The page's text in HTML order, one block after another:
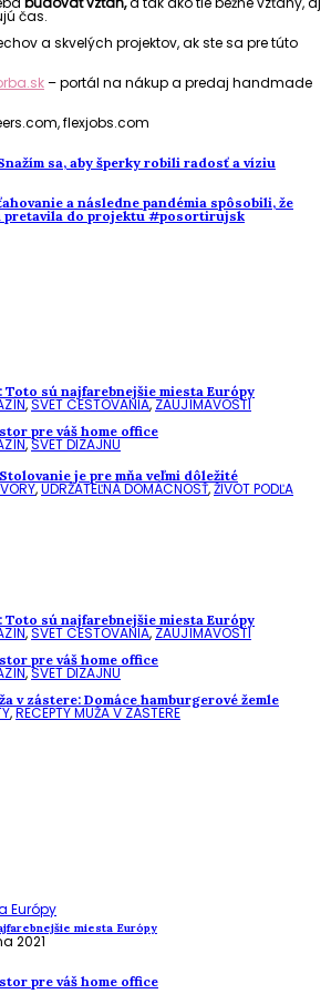
čas.
a skvelých projektov, ak ste sa pre túto
– portál na nákup a predaj handmade
flexjobs.com
sa, aby šperky robili radosť a víziu
a následne pandémia spôsobili, že
pretavila do projektu #posortirujsk
Toto sú najfarebnejšie miesta Európy
,SVET CESTOVANIA,ZAUJÍMAVOSTI
pre váš home office
,SVET DIZAJNU
je pre mňa veľmi dôležité
,UDRŽATEĽNÁ DOMÁCNOSŤ,ŽIVOT PODĽA
Toto sú najfarebnejšie miesta Európy
,SVET CESTOVANIA,ZAUJÍMAVOSTI
pre váš home office
,SVET DIZAJNU
v zástere: Domáce hamburgerové žemle
,RECEPTY MUŽA V ZÁSTERE
miesta Európy
2021
pre váš home office